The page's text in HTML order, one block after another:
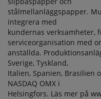
stålmellanläggspapper.
integrera med
kundernas verksamheter,
serviceorganisation med
anställda.
Sverige, Tyskland,
Italien, Spanien, Brasilien
NASDAQ OMX i
Helsingfors. Läs mer på